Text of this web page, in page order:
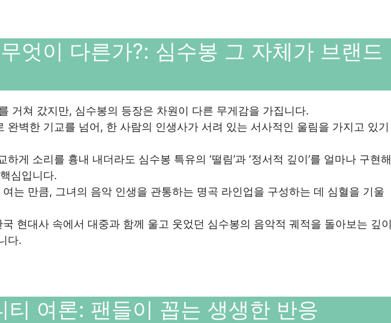
엇이 다른가?: 심수봉 그 자체가 브랜드
거쳐 갔지만, 심수봉의 등장은 차원이 다른 무게감을 가집니다.
완벽한 기교를 넘어, 한 사람의 인생사가 서려 있는 서사적인 울림을 가지고 있기
게 소리를 흉내 내더라도 심수봉 특유의 ‘떨림’과 ‘정서적 깊이’를 얼마나 구현해
심입니다.
는 만큼, 그녀의 음악 인생을 관통하는 명곡 라인업을 구성하는 데 심혈을 기울
현대사 속에서 대중과 함께 울고 웃었던 심수봉의 음악적 궤적을 돌아보는 깊이
다.
티 여론: 팬들이 꼽는 생생한 반응